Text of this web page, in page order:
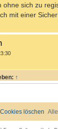
ohne sich zu
mit einer
↑
löschen